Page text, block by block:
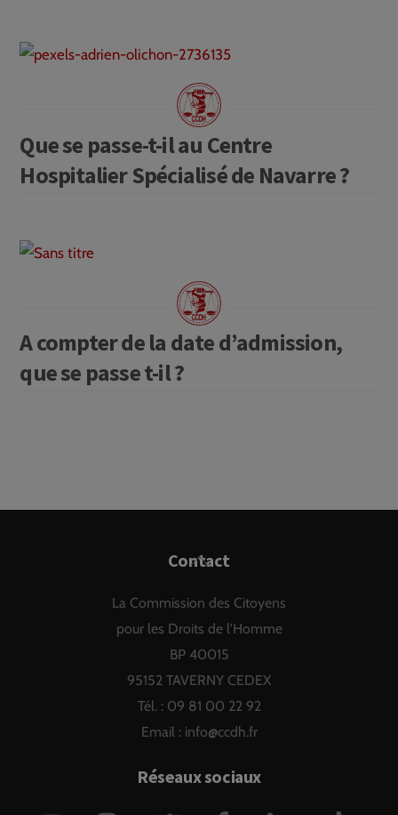
Que se passe-t-il au Centre
Hospitalier Spécialisé de Navarre ?
A compter de la date d’admission,
que se passe t-il ?
Back
Top
Contact
La Commission des Citoyens
pour les Droits de l'Homme
BP 40015
95152 TAVERNY CEDEX
Tél. : 09 81 00 22 92
Email : info@ccdh.fr
Réseaux sociaux